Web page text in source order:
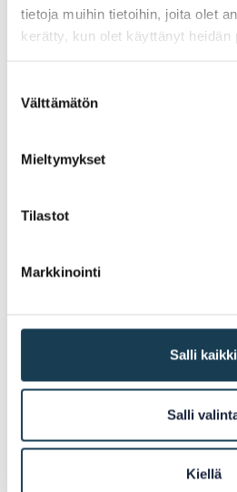
tietoja muihin tietoihin, joita olet
kerätty, kun olet käyttänyt heidän
valinta
Välttämätön
Mieltymykset
Tilastot
Markkinointi
Salli kaikki
Salli
Kiellä
Projektet Nordic
SDG nyhetsbrev 3-